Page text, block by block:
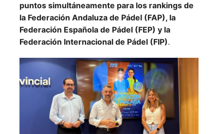
puntos simultáneamente para los rankings de
la Federación Andaluza de Pádel (FAP), la
Federación Española de Pádel (FEP) y la
Federación Internacional de Pádel (FIP).